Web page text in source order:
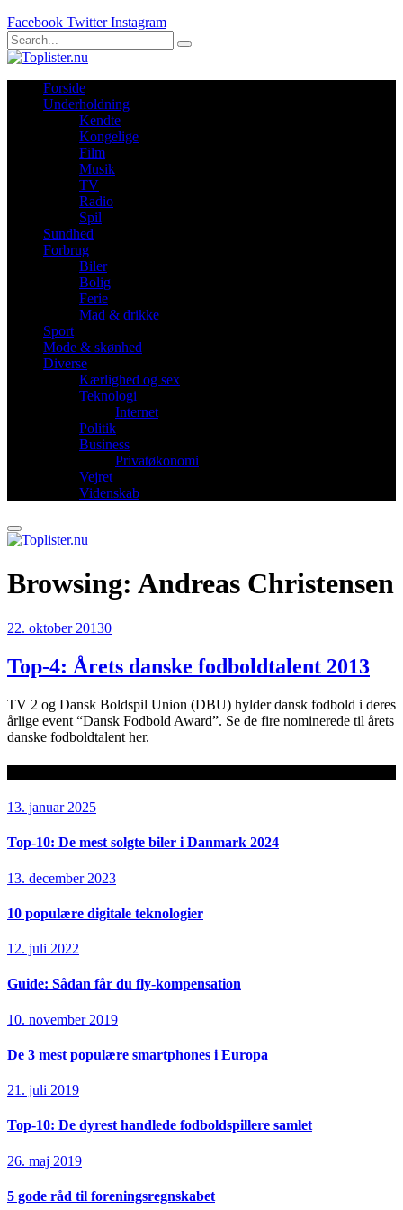
Facebook Twitter Instagram
Forside
Underholdning
Kendte
Kongelige
Film
Musik
TV
Radio
Spil
Sundhed
Forbrug
Biler
Bolig
Ferie
Mad & drikke
Sport
Mode & skønhed
Diverse
Kærlighed og sex
Teknologi
Internet
Politik
Business
Privatøkonomi
Vejret
Videnskab
Browsing: Andreas Christensen
22. oktober 20130
Top-4: Årets danske fodboldtalent 2013
TV 2 og Dansk Boldspil Union (DBU) hylder dansk fodbold i deres
årlige event “Dansk Fodbold Award”. Se de fire nominerede til årets
danske fodboldtalent her.
13. januar 2025
Top-10: De mest solgte biler i Danmark 2024
13. december 2023
10 populære digitale teknologier
12. juli 2022
Guide: Sådan får du fly-kompensation
10. november 2019
De 3 mest populære smartphones i Europa
21. juli 2019
Top-10: De dyrest handlede fodboldspillere samlet
26. maj 2019
5 gode råd til foreningsregnskabet